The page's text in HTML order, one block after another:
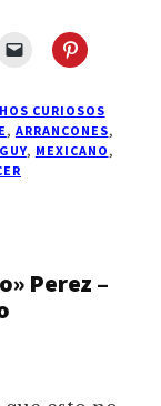
CURIOSOS
, ARRANCONES,
, MEXICANO ,
Perez –